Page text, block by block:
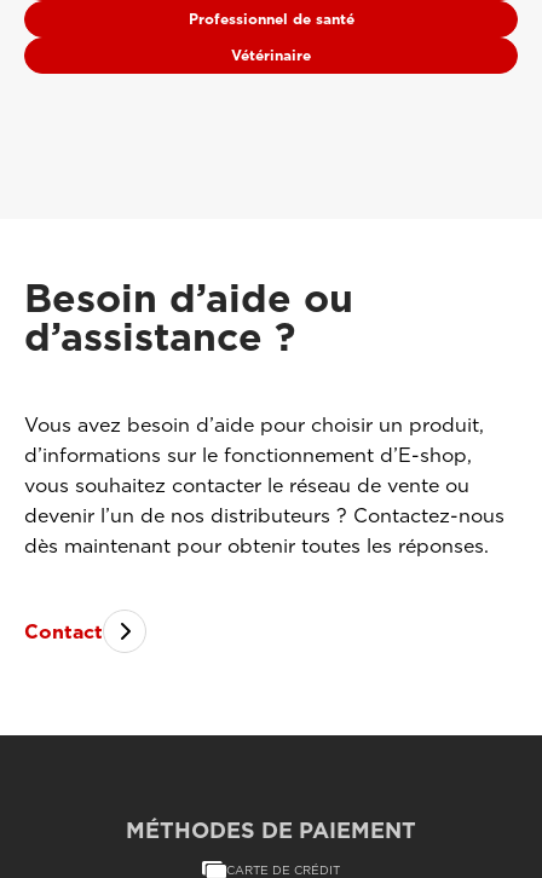
Professionnel de santé
Vétérinaire
Besoin d’aide ou
d’assistance ?
Vous avez besoin d’aide pour choisir un produit,
d’informations sur le fonctionnement d’E-shop,
vous souhaitez contacter le réseau de vente ou
devenir l’un de nos distributeurs ? Contactez-nous
dès maintenant pour obtenir toutes les réponses.
Contact
MÉTHODES DE PAIEMENT
CARTE DE CRÉDIT